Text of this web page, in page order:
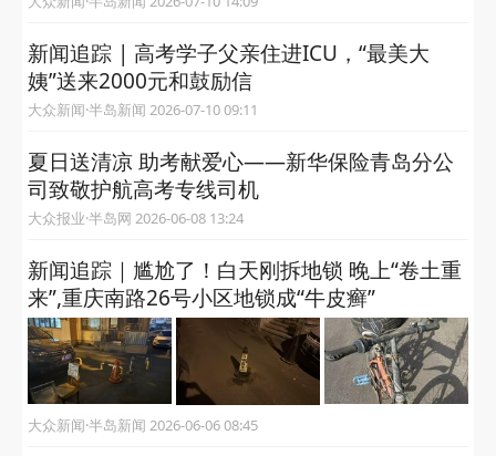
相关推荐
新闻追踪丨少年落水，他挺身
而出救人！杨润泽被认定为见
义勇为积极分子
诸城市“我在新时代文明实践中心读好书”暨“百
位作家进文化书院”主题活动走进连丰社区